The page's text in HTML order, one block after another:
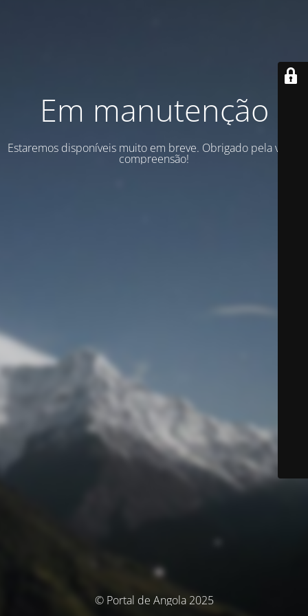
Em manutenção
Estaremos disponíveis muito em breve. Obrigado pela vossa
compreensão!
© Portal de Angola 2025